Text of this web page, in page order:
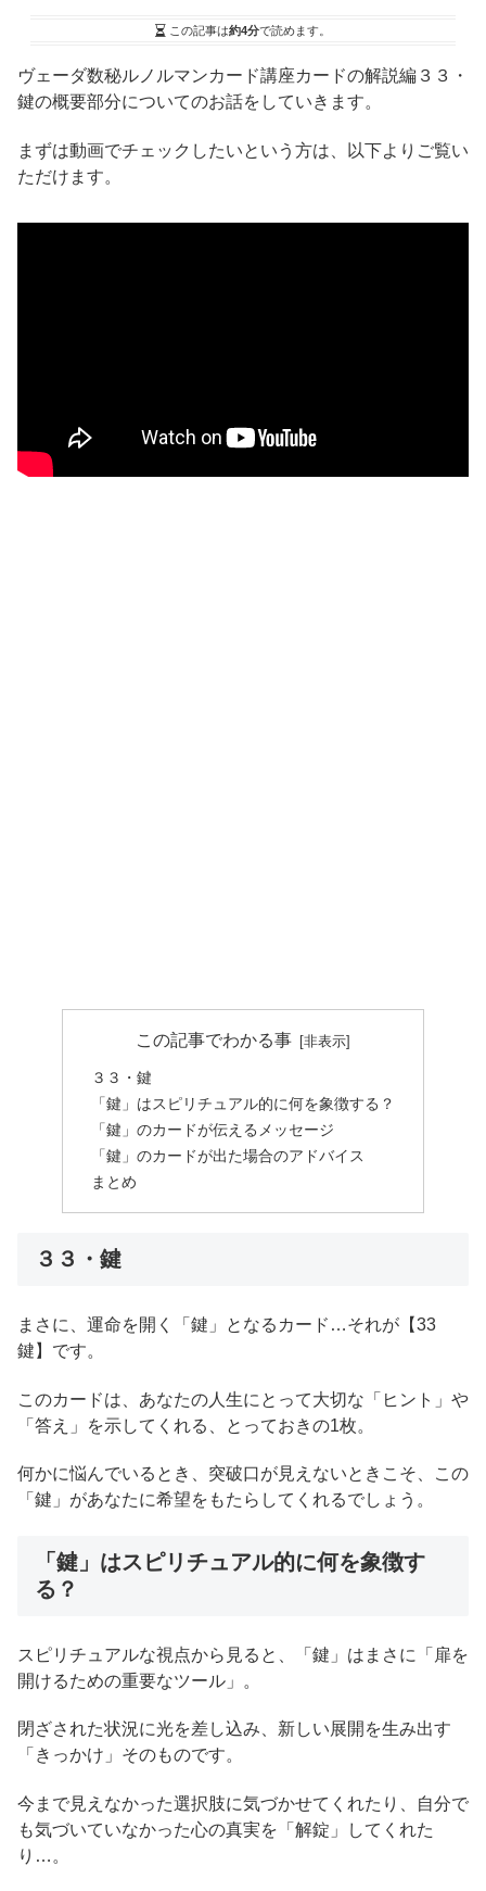
この記事は約4分で読めます。
ヴェーダ数秘ルノルマンカード講座カードの解説編３３・
鍵の概要部分についてのお話をしていきます。
まずは動画でチェックしたいという方は、以下よりご覧い
ただけます。
この記事でわかる事
３３・鍵
「鍵」はスピリチュアル的に何を象徴する？
「鍵」のカードが伝えるメッセージ
「鍵」のカードが出た場合のアドバイス
まとめ
３３・鍵
まさに、運命を開く「鍵」となるカード…それが【33
鍵】です。
このカードは、あなたの人生にとって大切な「ヒント」や
「答え」を示してくれる、とっておきの1枚。
何かに悩んでいるとき、突破口が見えないときこそ、この
「鍵」があなたに希望をもたらしてくれるでしょう。
「鍵」はスピリチュアル的に何を象徴す
る？
スピリチュアルな視点から見ると、「鍵」はまさに「扉を
開けるための重要なツール」。
閉ざされた状況に光を差し込み、新しい展開を生み出す
「きっかけ」そのものです。
今まで見えなかった選択肢に気づかせてくれたり、自分で
も気づいていなかった心の真実を「解錠」してくれた
り…。